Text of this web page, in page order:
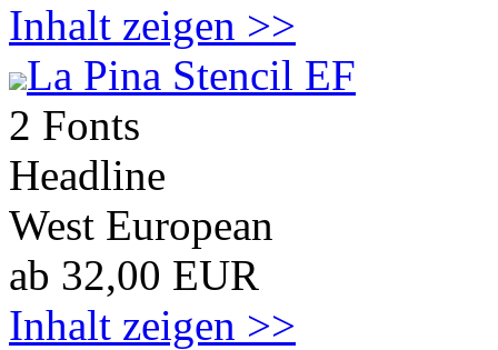
Inhalt zeigen >>
La Pina Stencil EF
2 Fonts
Headline
West European
ab 32,00 EUR
Inhalt zeigen >>